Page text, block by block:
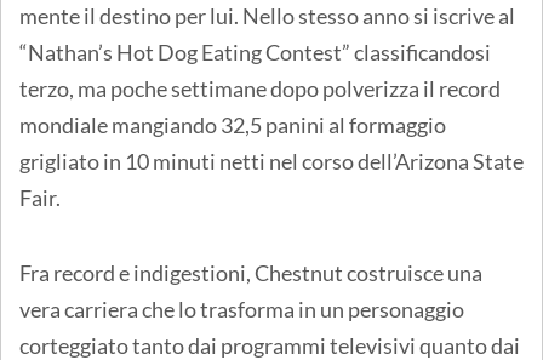
mente il destino per lui. Nello stesso anno si iscrive al
“Nathan’s Hot Dog Eating Contest” classificandosi
terzo, ma poche settimane dopo polverizza il record
mondiale mangiando 32,5 panini al formaggio
grigliato in 10 minuti netti nel corso dell’Arizona State
Fair.
Fra record e indigestioni, Chestnut costruisce una
vera carriera che lo trasforma in un personaggio
corteggiato tanto dai programmi televisivi quanto dai